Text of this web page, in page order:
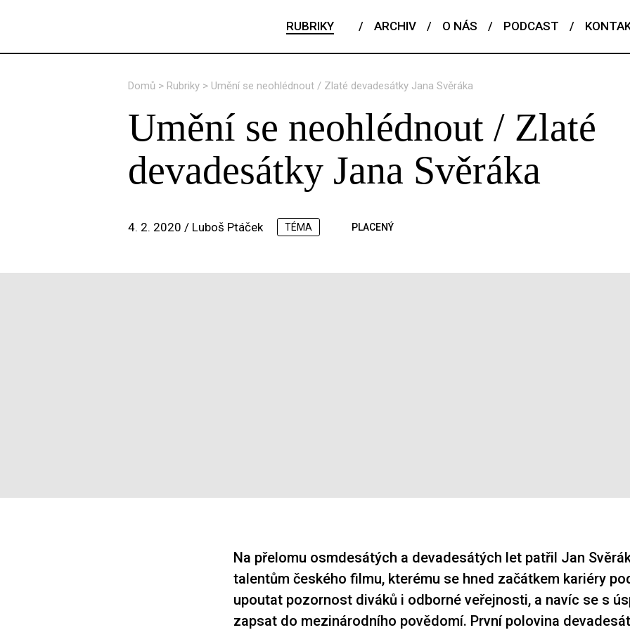
RUBRIKY / ARCHIV / O NÁS / PODCAST /
Domů > Rubriky > Umění se neohlédnout / Zlaté devadesátky Jana Svěráka
Umění se neohlédnout / Zlaté
devadesátky Jana Svěráka
4. 2. 2020 / Luboš Ptáček TÉMA PLACENÝ
Na přelomu osmdesátých a devadesátých let patřil Jan
talentům českého filmu, kterému se hned začátkem kariéry
upoutat pozornost diváků i odborné veřejnosti, a navíc se s
zapsat do mezinárodního povědomí. První polovina